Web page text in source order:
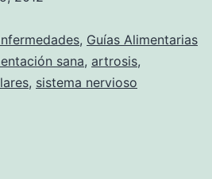
, Guías Alimentarias
sana, artrosis,
, sistema nervioso